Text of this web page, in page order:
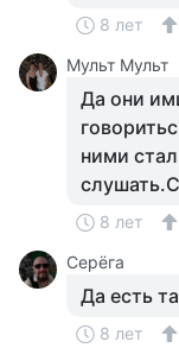
8 лет
Мульт Мульт
Да они
ними
8 лет
Серёга
Да есть
8 лет